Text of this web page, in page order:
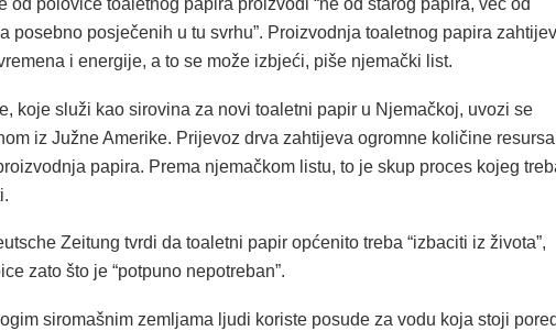
od polovice toaletnog papira proizvodi “ne od starog papira, već od
posebno posječenih u tu svrhu”. Proizvodnja toaletnog papira
i energije, a to se može izbjeći, piše njemački list.
koje služi kao sirovina za novi toaletni papir u Njemačkoj, uvozi se
iz Južne Amerike. Prijevoz drva zahtijeva ogromne količine
papira. Prema njemačkom listu, to je skup proces kojeg
Zeitung tvrdi da toaletni papir općenito treba “izbaciti iz života”,
zato što je “potpuno nepotreban”.
siromašnim zemljama ljudi koriste posude za vodu koja stoji